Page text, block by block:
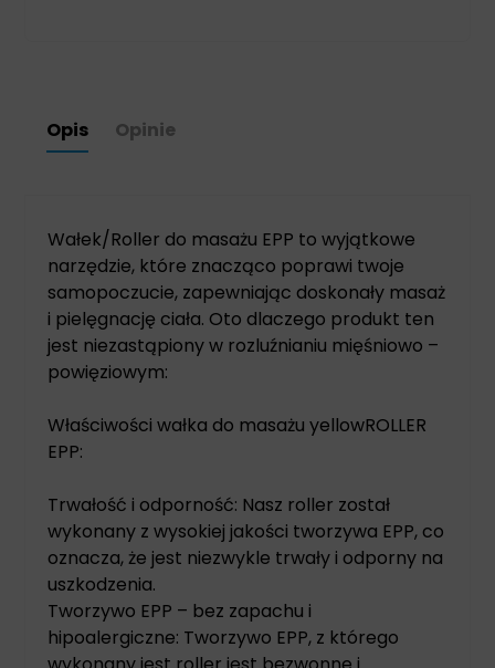
Opis Opinie
Wałek/Roller do masażu EPP to wyjątkowe
narzędzie, które znacząco poprawi twoje
samopoczucie, zapewniając doskonały masaż
i pielęgnację ciała. Oto dlaczego produkt ten
jest niezastąpiony w rozluźnianiu mięśniowo –
powięziowym:
Właściwości wałka do masażu yellowROLLER
EPP:
Trwałość i odporność: Nasz roller został
wykonany z wysokiej jakości tworzywa EPP, co
oznacza, że jest niezwykle trwały i odporny na
uszkodzenia.
Tworzywo EPP – bez zapachu i
hipoalergiczne: Tworzywo EPP, z którego